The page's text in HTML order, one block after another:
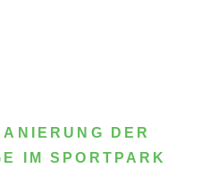
DER
IM SPORTPARK